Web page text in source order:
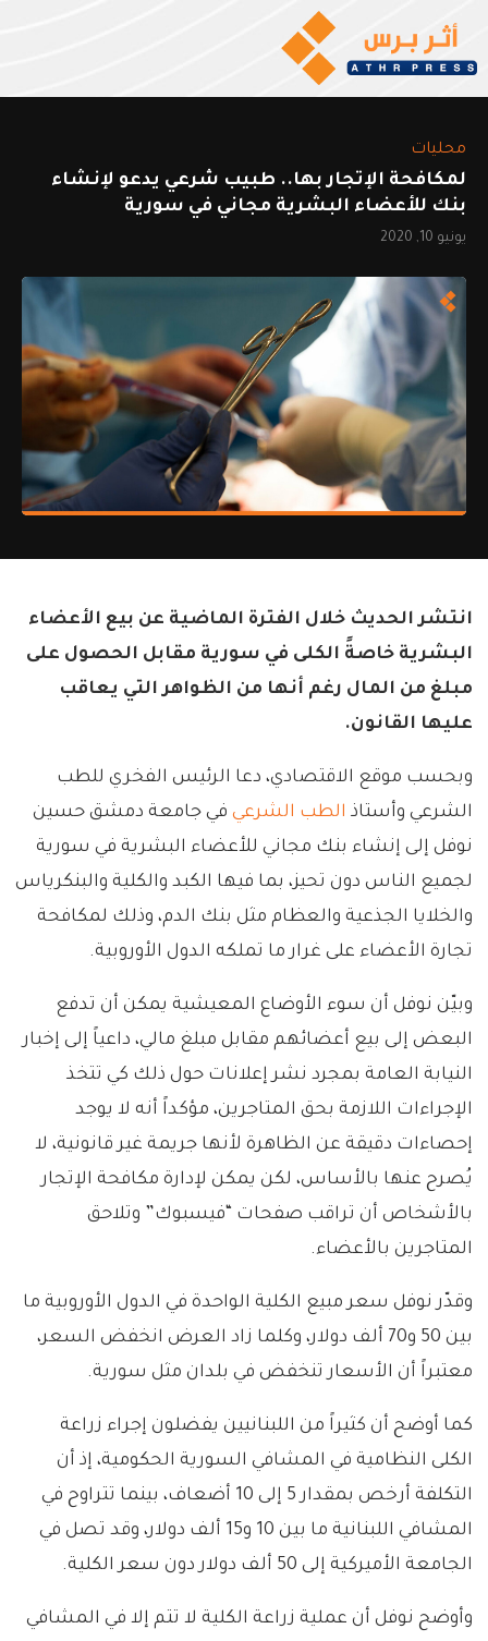
محليات
لمكافحة الإتجار بها.. طبيب شرعي يدعو لإنشاء
بنك للأعضاء البشرية مجاني في سورية
يونيو 10, 2020
انتشر الحديث خلال الفترة الماضية عن بيع الأعضاء
البشرية خاصةً الكلى في سورية مقابل الحصول على
مبلغ من المال رغم أنها من الظواهر التي يعاقب
عليها القانون.
وبحسب موقع الاقتصادي، دعا الرئيس الفخري للطب
الشرعي وأستاذ الطب الشرعي في جامعة دمشق حسين
نوفل إلى إنشاء بنك مجاني للأعضاء البشرية في سورية
لجميع الناس دون تحيز، بما فيها الكبد والكلية والبنكرياس
والخلايا الجذعية والعظام مثل بنك الدم، وذلك لمكافحة
تجارة الأعضاء على غرار ما تملكه الدول الأوروبية.
وبيّن نوفل أن سوء الأوضاع المعيشية يمكن أن تدفع
البعض إلى بيع أعضائهم مقابل مبلغ مالي، داعياً إلى إخبار
النيابة العامة بمجرد نشر إعلانات حول ذلك كي تتخذ
الإجراءات اللازمة بحق المتاجرين، مؤكداً أنه لا يوجد
إحصاءات دقيقة عن الظاهرة لأنها جريمة غير قانونية، لا
يُصرح عنها بالأساس، لكن يمكن لإدارة مكافحة الإتجار
بالأشخاص أن تراقب صفحات “فيسبوك” وتلاحق
المتاجرين بالأعضاء.
وقدّر نوفل سعر مبيع الكلية الواحدة في الدول الأوروبية ما
بين 50 و70 ألف دولار، وكلما زاد العرض انخفض السعر،
معتبراً أن الأسعار تنخفض في بلدان مثل سورية.
كما أوضح أن كثيراً من اللبنانيين يفضلون إجراء زراعة
الكلى النظامية في المشافي السورية الحكومية، إذ أن
التكلفة أرخص بمقدار 5 إلى 10 أضعاف، بينما تتراوح في
المشافي اللبنانية ما بين 10 و15 ألف دولار، وقد تصل في
الجامعة الأميركية إلى 50 ألف دولار دون سعر الكلية.
وأوضح نوفل أن عملية زراعة الكلية لا تتم إلا في المشافي